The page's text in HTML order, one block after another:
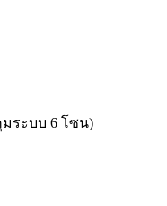
มระบบ 6 โซน)